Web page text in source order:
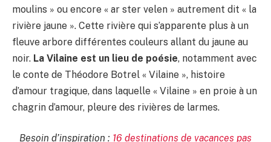
moulins » ou encore « ar ster velen » autrement dit « la
rivière jaune ». Cette rivière qui s’apparente plus à un
fleuve arbore différentes couleurs allant du jaune au
noir. La Vilaine est un lieu de poésie, notamment avec
le conte de Théodore Botrel « Vilaine », histoire
d’amour tragique, dans laquelle « Vilaine » en proie à un
chagrin d’amour, pleure des rivières de larmes.
Besoin d’inspiration : 16 destinations de vacances pas